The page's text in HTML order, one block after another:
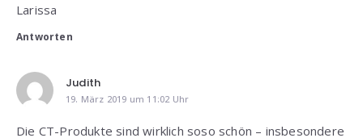
Larissa
Antworten
Judith
19. März 2019 um 11:02 Uhr
Die CT-Produkte sind wirklich soso schön – insbesondere